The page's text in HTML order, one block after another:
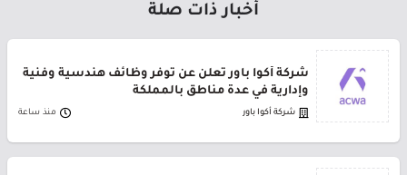
أخبار ذات صلة
شركة أكوا باور تعلن عن توفر وظائف هندسية وفنية
وإدارية في عدة مناطق بالمملكة
شركة أكوا باور منذ ساعة